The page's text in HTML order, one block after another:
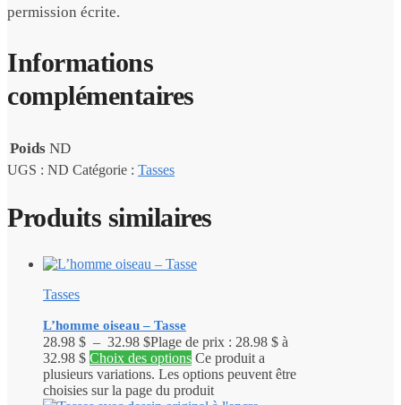
permission écrite.
Informations
complémentaires
Poids ND
UGS : ND Catégorie : Tasses
Produits similaires
Tasses
L’homme oiseau – Tasse
28.98 $ – 32.98 $Plage de prix : 28.98 $ à
32.98 $ Choix des options Ce produit a
plusieurs variations. Les options peuvent être
choisies sur la page du produit